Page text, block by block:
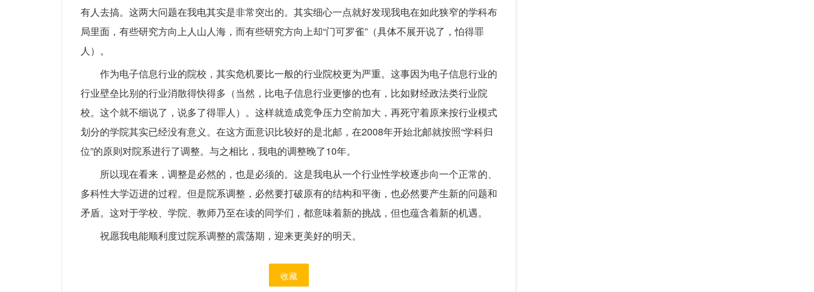
有人去搞。这两大问题在我电其实是非常突出的。其实细心一点就好发现我电在如此狭窄的学科布
局里面，有些研究方向上人山人海，而有些研究方向上却“门可罗雀”（具体不展开说了，怕得罪
人）。
作为电子信息行业的院校，其实危机要比一般的行业院校更为严重。这事因为电子信息行业的
行业壁垒比别的行业消散得快得多（当然，比电子信息行业更惨的也有，比如财经政法类行业院
校。这个就不细说了，说多了得罪人）。这样就造成竞争压力空前加大，再死守着原来按行业模式
划分的学院其实已经没有意义。在这方面意识比较好的是北邮，在2008年开始北邮就按照“学科归
位”的原则对院系进行了调整。与之相比，我电的调整晚了10年。
所以现在看来，调整是必然的，也是必须的。这是我电从一个行业性学校逐步向一个正常的、
多科性大学迈进的过程。但是院系调整，必然要打破原有的结构和平衡，也必然要产生新的问题和
矛盾。这对于学校、学院、教师乃至在读的同学们，都意味着新的挑战，但也蕴含着新的机遇。
祝愿我电能顺利度过院系调整的震荡期，迎来更美好的明天。
收藏